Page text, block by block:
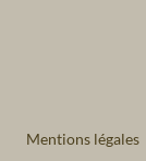
Mentions légales